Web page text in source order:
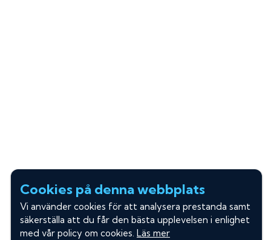
Cookies på denna webbplats
Vi använder cookies för att analysera prestanda samt
säkerställa att du får den bästa upplevelsen i enlighet
med vår policy om cookies. Läs mer